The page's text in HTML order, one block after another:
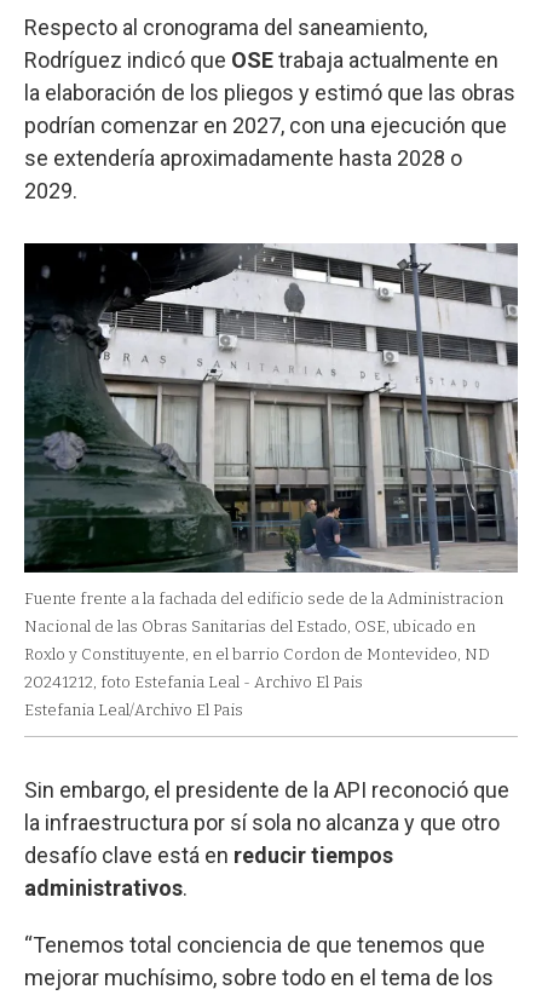
Respecto al cronograma del saneamiento,
Rodríguez indicó que OSEtrabaja actualmente en
la elaboración de los pliegos y estimó que las obras
podrían comenzar en 2027, con una ejecución que
se extendería aproximadamente hasta 2028 o
2029.
Fuente frente a la fachada del edificio sede de la Administracion
Nacional de las Obras Sanitarias del Estado, OSE, ubicado en
Roxlo y Constituyente, en el barrio Cordon de Montevideo, ND
20241212, foto Estefania Leal - Archivo El Pais
Estefania Leal/Archivo El Pais
Sin embargo, el presidente de la API reconoció que
la infraestructura por sí sola no alcanza y que otro
desafío clave está en reducir tiempos
administrativos.
“Tenemos total conciencia de que tenemos que
mejorar muchísimo, sobre todo en el tema de los